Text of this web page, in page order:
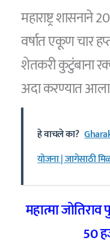
महाराष्ट्र
वर्षात एकूण चार
शेतकरी कुटुंबाना
अदा करण्यात
हे वाचले का?
योजना | जागेसाठी
महात्मा
50